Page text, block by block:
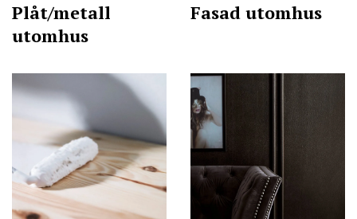
Plåt/metall
utomhus
Fasad utomhus